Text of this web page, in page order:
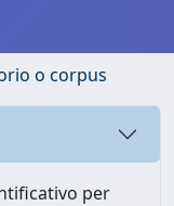
o corpus
per